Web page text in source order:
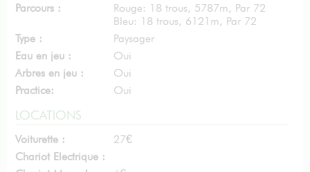
Parcours :
Rouge: 18 trous, 5787m, Par 72
Bleu: 18 trous, 6121m, Par 72
Type :
Paysager
Eau en jeu :
Oui
Arbres en jeu :
Oui
Practice:
Oui
LOCATIONS
Voiturette :
27€
Chariot Electrique :